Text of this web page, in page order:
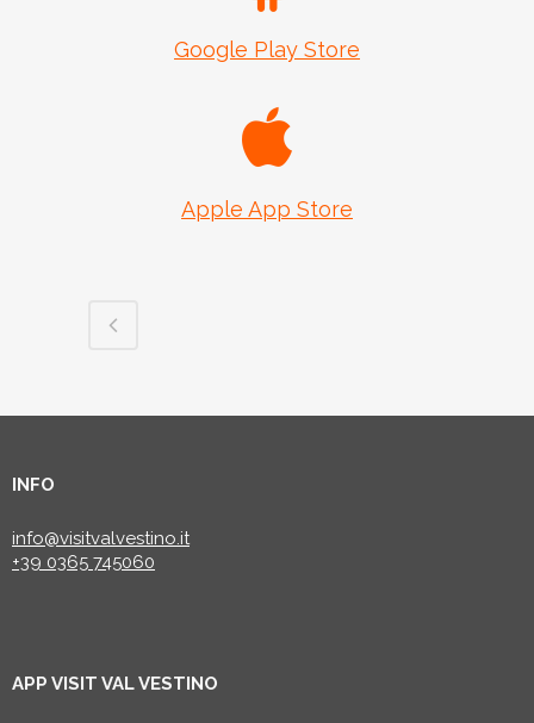
Google Play Store
Apple App Store
INFO
info@visitvalvestino.it
+39 0365 745060
APP VISIT VAL VESTINO